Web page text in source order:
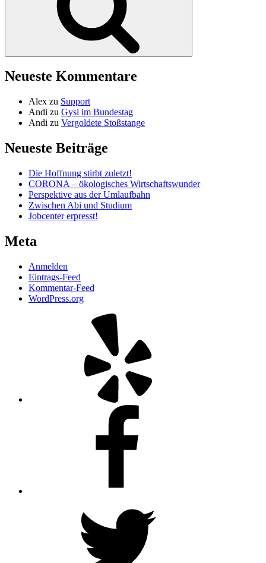
Neueste Kommentare
Alex zu Support
Andi zu Gysi im Bundestag
Andi zu Vergoldete Stoßstange
Neueste Beiträge
Die Hoffnung stirbt zuletzt!
CORONA – ökologisches Wirtschaftswunder
Perspektive aus der Umlaufbahn
Zwischen Abi und Studium
Jobcenter erpresst!
Meta
Anmelden
Eintrags-Feed
Kommentar-Feed
WordPress.org